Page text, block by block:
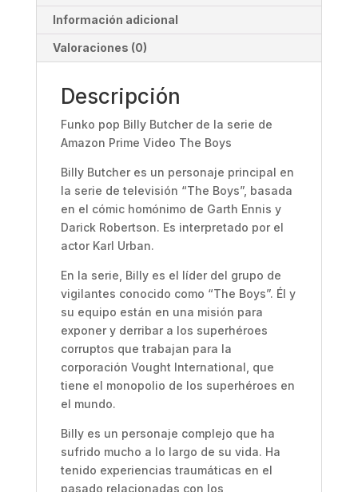
Información adicional
Valoraciones (0)
Descripción
Funko pop Billy Butcher de la serie de
Amazon Prime Video The Boys
Billy Butcher es un personaje principal en
la serie de televisión “The Boys”, basada
en el cómic homónimo de Garth Ennis y
Darick Robertson. Es interpretado por el
actor Karl Urban.
En la serie, Billy es el líder del grupo de
vigilantes conocido como “The Boys”. Él y
su equipo están en una misión para
exponer y derribar a los superhéroes
corruptos que trabajan para la
corporación Vought International, que
tiene el monopolio de los superhéroes en
el mundo.
Billy es un personaje complejo que ha
sufrido mucho a lo largo de su vida. Ha
tenido experiencias traumáticas en el
pasado relacionadas con los